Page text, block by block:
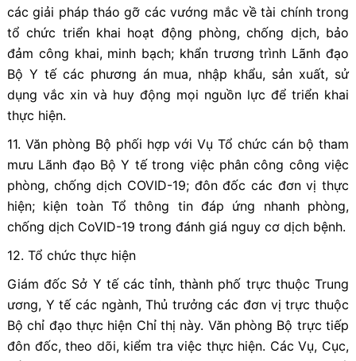
các giải pháp tháo gỡ các vướng mắc về tài chính trong
tổ chức triển khai hoạt động phòng, chống dịch, bảo
đảm công khai, minh bạch; khẩn trương trình Lãnh đạo
Bộ Y tế các phương án mua, nhập khẩu, sản xuất, sử
dụng vắc xin và huy động mọi nguồn lực để triển khai
thực hiện.
11. Văn phòng Bộ phối hợp với Vụ Tổ chức cán bộ tham
mưu Lãnh đạo Bộ Y tế trong việc phân công công việc
phòng, chống dịch COVID-19; đôn đốc các đơn vị thực
hiện; kiện toàn Tổ thông tin đáp ứng nhanh phòng,
chống dịch CoVID-19 trong đánh giá nguy cơ dịch bệnh.
12. Tổ chức thực hiện
Giám đốc Sở Y tế các tỉnh, thành phố trực thuộc Trung
ương, Y tế các ngành, Thủ trưởng các đơn vị trực thuộc
Bộ chỉ đạo thực hiện Chỉ thị này. Văn phòng Bộ trực tiếp
đôn đốc, theo dõi, kiểm tra việc thực hiện. Các Vụ, Cục,